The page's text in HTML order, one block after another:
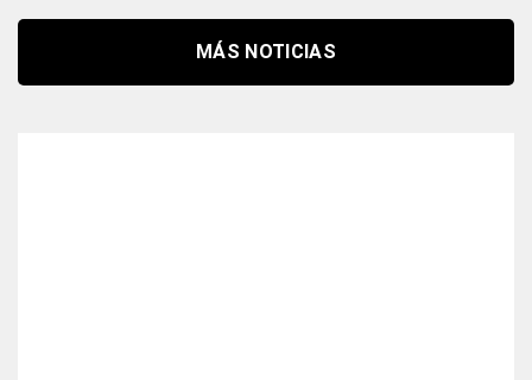
MÁS NOTICIAS